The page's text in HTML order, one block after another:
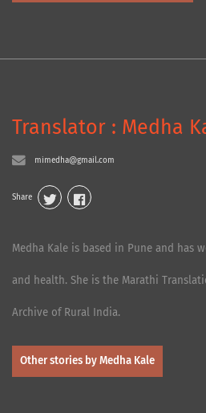
Translator : Medha
mimedha@gmail.com
Share
Medha Kale is based in Pune and has
and health. She is the Marathi
Archive of Rural India.
Other stories by Medha Kale